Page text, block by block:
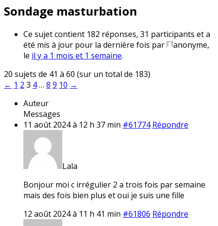
Sondage masturbation
Ce sujet contient 182 réponses, 31 participants et a
été mis à jour pour la dernière fois par
anonyme,
le il y a 1 mois et 1 semaine.
20 sujets de 41 à 60 (sur un total de 183)
← 1 2 3 4… 8 9 10 →
Auteur
Messages
11 août 2024 à 12 h 37 min #61774 Répondre
Lala
Bonjour moi c irrégulier 2 a trois fois par semaine
mais des fois bien plus et oui je suis une fille
12 août 2024 à 11 h 41 min #61806 Répondre